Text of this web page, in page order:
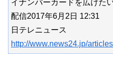
イナンバーカードを広げたい
配信2017年6月2日 12:31
日テレニュース
http://www.news24.jp/